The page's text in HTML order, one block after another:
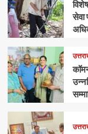
सेवा